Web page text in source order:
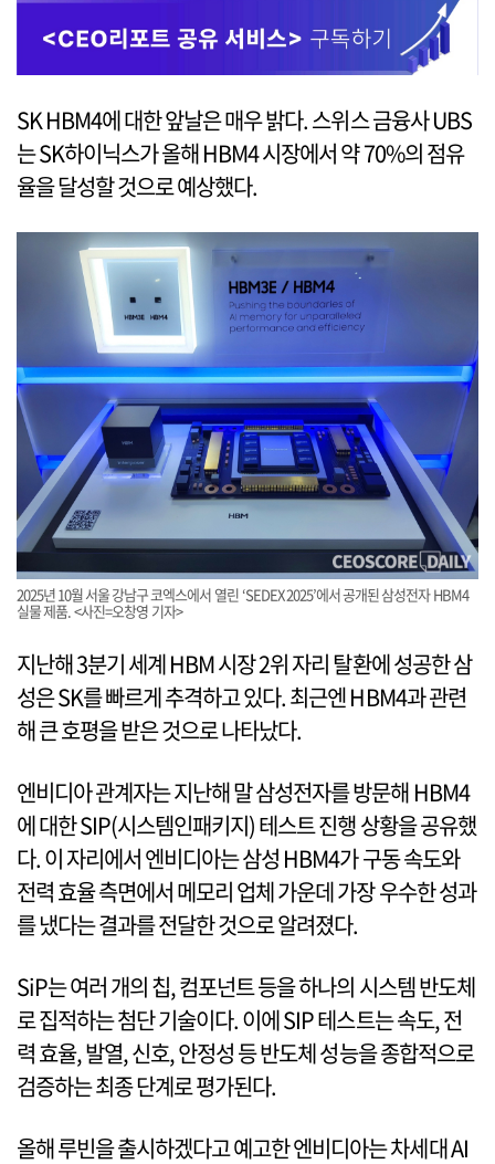
SK HBM4에 대한 앞날은 매우 밝다. 스위스 금융사 UBS
는 SK하이닉스가 올해 HBM4 시장에서 약 70%의 점유
율을 달성할 것으로 예상했다.
2025년 10월 서울 강남구 코엑스에서 열린 ‘SEDEX 2025’에서 공개된 삼성전자 HBM4
실물 제품. <사진=오창영 기자>
지난해 3분기 세계 HBM 시장 2위 자리 탈환에 성공한 삼
성은 SK를 빠르게 추격하고 있다. 최근엔 HBM4과 관련
해 큰 호평을 받은 것으로 나타났다.
엔비디아 관계자는 지난해 말 삼성전자를 방문해 HBM4
에 대한 SIP(시스템인패키지) 테스트 진행 상황을 공유했
다. 이 자리에서 엔비디아는 삼성 HBM4가 구동 속도와
전력 효율 측면에서 메모리 업체 가운데 가장 우수한 성과
를 냈다는 결과를 전달한 것으로 알려졌다.
SiP는 여러 개의 칩, 컴포넌트 등을 하나의 시스템 반도체
로 집적하는 첨단 기술이다. 이에 SIP 테스트는 속도, 전
력 효율, 발열, 신호, 안정성 등 반도체 성능을 종합적으로
검증하는 최종 단계로 평가된다.
올해 루빈을 출시하겠다고 예고한 엔비디아는 차세대 AI